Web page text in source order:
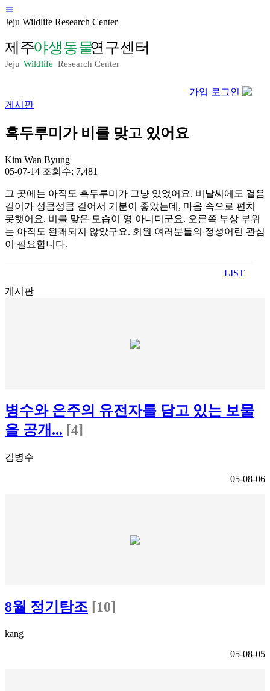
Jeju Wildlife Research Center
가입 로그인
게시판
흑두루미가 비를 맞고 있어요
Kim Wan Byung
05-07-14 조회수: 7,481
그 곳에는 아직도 흑두루미가 그냥 있었어요. 비날씨에도 걸음
걸이가 성큼성큼 걸어서 기분이 좋았는데, 마음 속으로 편치
못햇어요. 비를 맞은 모습이 영 아니더군요. 오른쪽 부상 부위
는 아직도 완쾌되지 않았구요. 회원 여러분들의 정성어린 관심
이 필요합니다.
LIST
게시판
병수와 은주의 유전자를 담고 있는 보물
을 공개... [4]
김병수
05-08-06
8월 정기탐조 [10]
kang
05-08-05